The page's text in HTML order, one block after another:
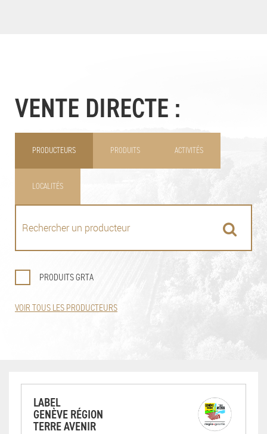
VENTE DIRECTE :
PRODUCTEURS PRODUITS ACTIVITÉS
LOCALITÉS
PRODUITS GRTA
VOIR TOUS LES PRODUCTEURS
LABEL
GENÈVE RÉGION
TERRE AVENIR